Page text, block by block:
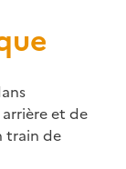
arrière et de
train de